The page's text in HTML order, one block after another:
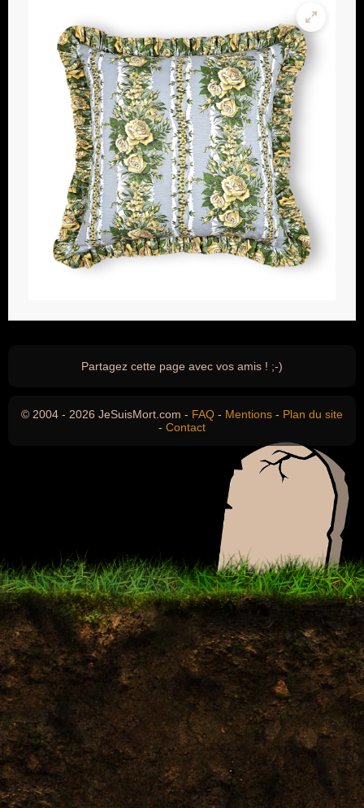
Partagez cette page avec vos amis ! ;-)
© 2004 - 2026 JeSuisMort.com - FAQ - Mentions - Plan du site
- Contact